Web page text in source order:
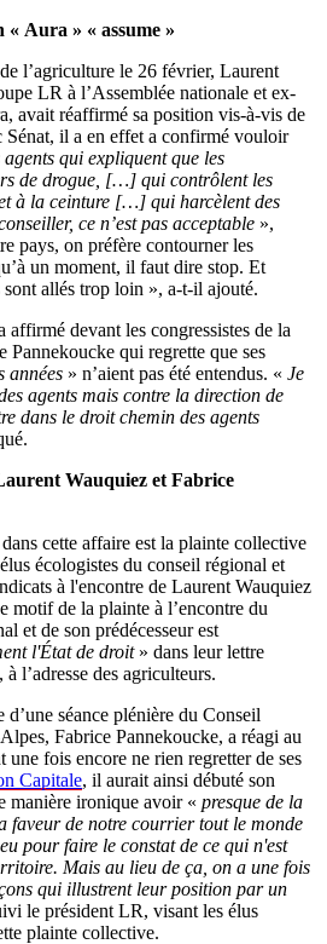
Aura » « assume »
l’agriculture le 26 février, Laurent
LR à l’Assemblée nationale et ex-
avait réaffirmé sa position vis-à-vis de
il a en effet a confirmé vouloir
agents qui expliquent que les
de drogue, […] qui contrôlent les
à la ceinture […] qui harcèlent des
ce n’est pas acceptable »,
pays, on préfère contourner les
un moment, il faut dire stop. Et
allés trop loin », a-t-il ajouté.
affirmé devant les congressistes de la
qui regrette que ses
années » n’aient pas été entendus. « Je
agents mais contre la direction de
dans le droit chemin des agents
Wauquiez et Fabrice
cette affaire est la plainte collective
écologistes du conseil régional et
à l'encontre de Laurent Wauquiez
motif de la plainte à l’encontre du
et de son prédécesseur est
l'État de droit » dans leur lettre
l’adresse des agriculteurs.
séance plénière du Conseil
Fabrice Pannekoucke, a réagi au
une fois encore ne rien regretter de ses
Capitale, il aurait ainsi débuté son
manière ironique avoir « presque de la
faveur de notre courrier tout le monde
pour faire le constat de ce qui n'est
Mais au lieu de ça, on a une fois
qui illustrent leur position par un
le président LR, visant les élus
plainte collective.